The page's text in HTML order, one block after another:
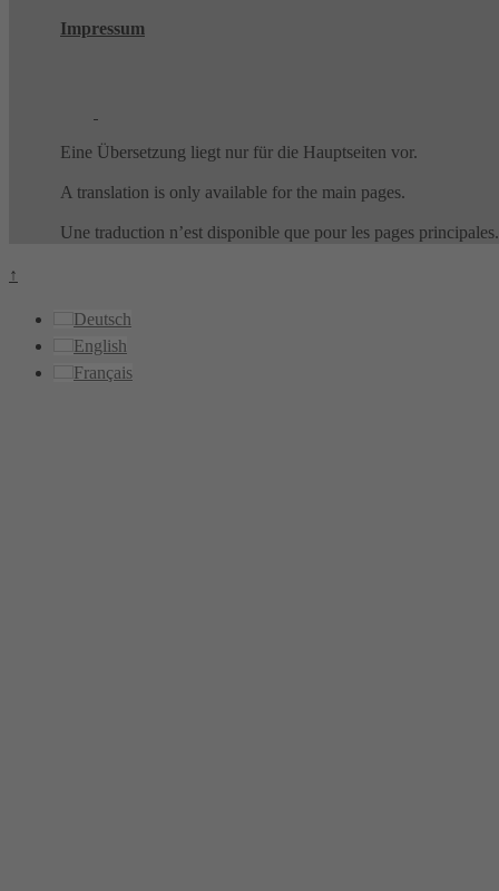
Impressum
Eine Übersetzung liegt nur für die Hauptseiten vor.
A translation is only available for the main pages.
Une traduction n’est disponible que pour les pages principales.
↑
Deutsch
English
Français